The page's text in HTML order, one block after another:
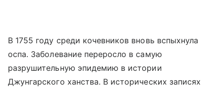
В 1755 году среди кочевников вновь вспыхнула
оспа. Заболевание переросло в самую
разрушительную эпидемию в истории
Джунгарского ханства. В исторических записях